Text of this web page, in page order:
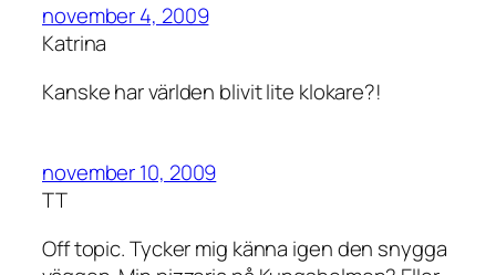
november 4, 2009
Katrina
Kanske har världen blivit lite klokare?!
november 10, 2009
TT
Off topic. Tycker mig känna igen den snygga